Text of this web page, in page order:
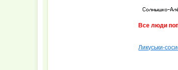
Все люди
Ликуськи-